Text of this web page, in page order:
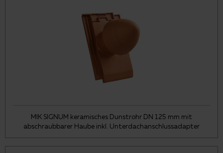
MIK SIGNUM keramisches Dunstrohr DN 125 mm mit
abschraubbarer Haube inkl. Unterdachanschlussadapter